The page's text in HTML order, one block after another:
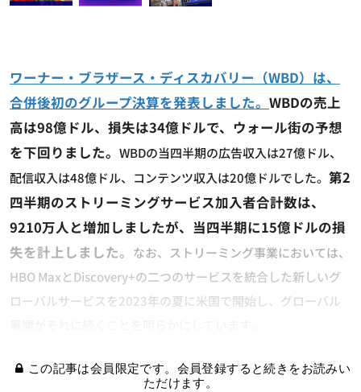
ワーナー・ブラザース・ディスカバリー（WBD）は、
合併後初のグループ決算を発表しました。 WBDの売上
高は98億ドル、損失は34億ドルで、ウォール街の予想
を下回りました。 WBDの当四半期の広告収入は27億ドル、
配信収入は48億ドル、コンテンツ収入は20億ドルでした。 第2
四半期のストリーミングサービス加入者合計数は、
9210万人と増加しましたが、当四半期に15億ドルの損
失を計上しました。 なお、ストリーミング事業においては、
HBO MaxとDiscovery+の二つのサービスを統合した新しいグ
ローバルサービスを2023年の夏に米国で開始し、グローバル
この記事は会員限定です。会員登録すると続きをお読みい
ただけます。